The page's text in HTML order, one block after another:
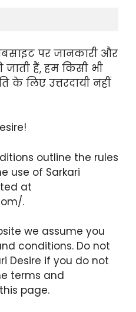
पर जानकारी और
जाती हैं, हम किसी भी
के लिए उत्तरदायी नहीं
outline the rules
use of Sarkari
at
.
we assume you
conditions. Do not
Desire if you do not
terms and
page.